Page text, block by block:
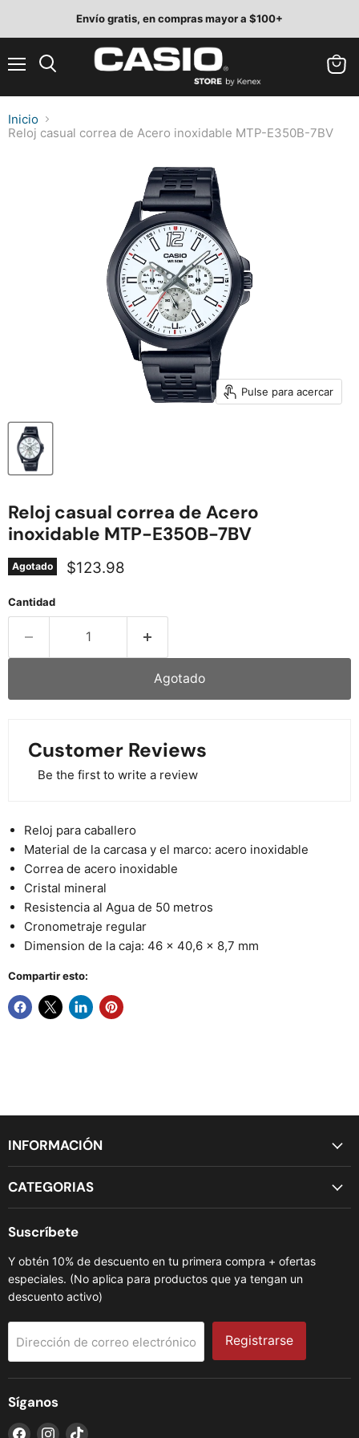
Envío gratis, en compras mayor a $100+
Inicio
Reloj casual correa de Acero inoxidable MTP-E350B-7BV
Pulse para acercar
Reloj casual correa de Acero
inoxidable MTP-E350B-7BV
Agotado Precio actual
$123.98
Cantidad
Agotado
Customer Reviews
Be the first to write a review
Reloj para caballero
Material de la carcasa y el marco: acero inoxidable
Correa de acero inoxidable
Cristal mineral
Resistencia al Agua de 50 metros
Cronometraje regular
Dimension de la caja: 46 x 40,6 x 8,7 mm
Compartir esto:
INFORMACIÓN
CATEGORIAS
Suscríbete
Y obtén 10% de descuento en tu primera compra + ofertas
especiales. (No aplica para productos que ya tengan un
descuento activo)
Dirección de correo electrónico Registrarse
Síganos
Encuéntrenos
Encuéntrenos
Encuéntrenos